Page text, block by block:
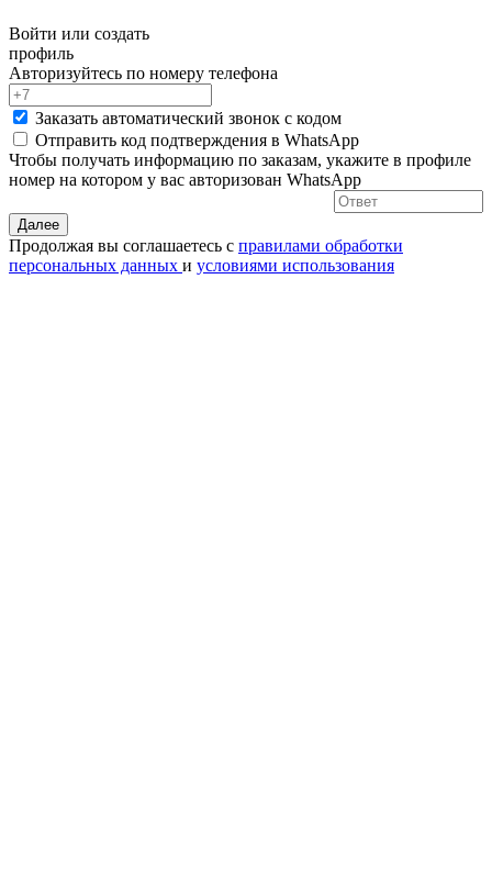
Войти или создать
профиль
Авторизуйтесь по номеру телефона
Заказать автоматический звонок с кодом
Отправить код подтверждения в WhatsApp
Чтобы получать информацию по заказам, укажите в профиле
номер на котором у вас авторизован WhatsApp
Далее
Продолжая вы соглашаетесь с правилами обработки
персональных данных и условиями использования